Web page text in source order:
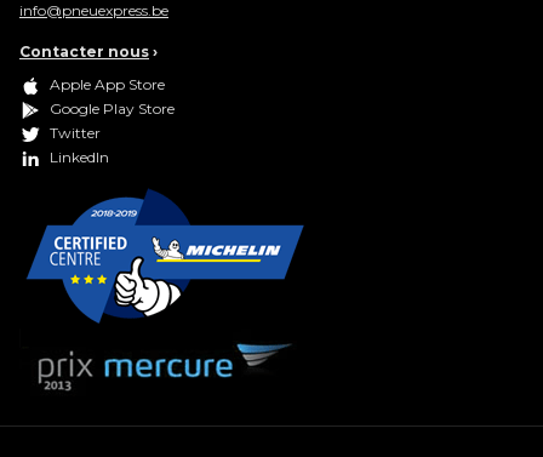
info@pneuexpress.be
Contacter nous ›
Apple App Store
Google Play Store
Twitter
LinkedIn